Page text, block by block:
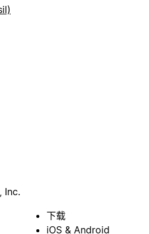
Inc.
下载
iOS & Android